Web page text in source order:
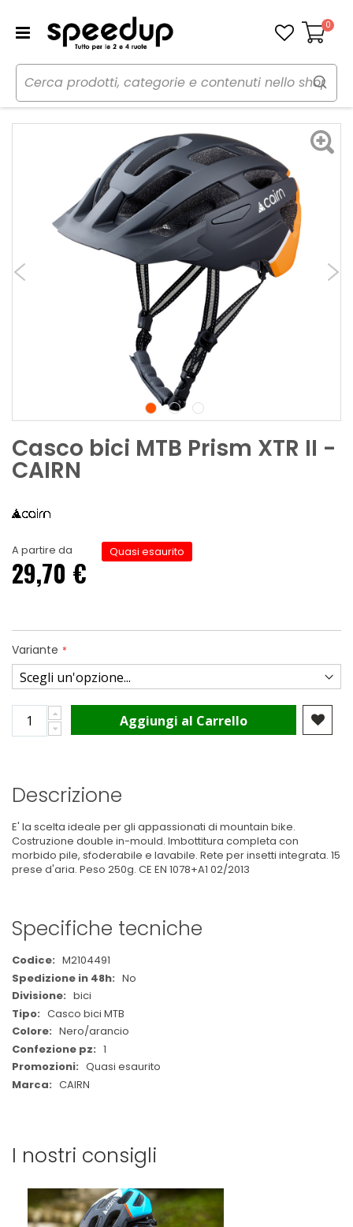
Carrello
0
Home Bici Caschi bici
Casco
Casco bici MTB Prism XTR II
Casco bici MTB Prism XTR II -
CAIRN
A partire da
29,70 €
Quasi esaurito
Variante
Aggiungi al Carrello
Descrizione
E' la scelta ideale per gli appassionati di mountain bike.
Costruzione double in-mould. Imbottitura completa con
morbido pile, sfoderabile e lavabile. Rete per insetti integrata. 15
prese d'aria. Peso 250g. CE EN 1078+A1 02/2013
Specifiche tecniche
Maggiori
Informazioni
M2104491
No
bici
Casco bici MTB
Nero/arancio
1
Quasi esaurito
CAIRN
I nostri consigli